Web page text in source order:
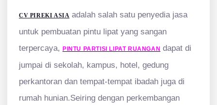
CV PIREKI ASIA adalah salah satu penyedia jasa
untuk pembuatan pintu lipat yang sangan
terpercaya, PINTU PARTISI LIPAT RUANGAN dapat di
jumpai di sekolah, kampus, hotel, gedung
perkantoran dan tempat-tempat ibadah juga di
rumah hunian.Seiring dengan perkembangan